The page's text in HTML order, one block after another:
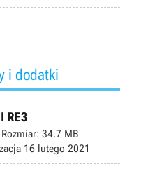
i dodatki
RE3
Rozmiar: 34.7 MB
16 lutego 2021